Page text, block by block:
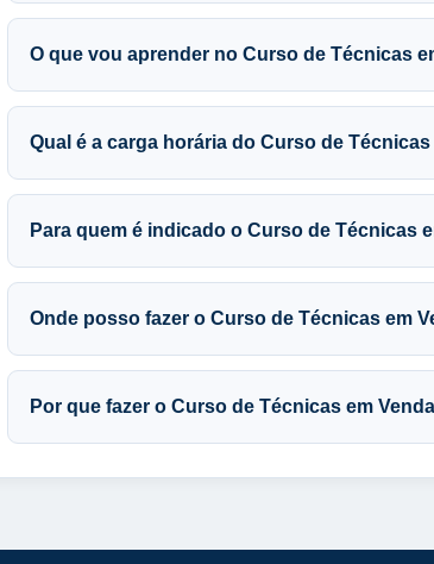
O que vou aprender no Curso de Técnicas
Qual é a carga horária do Curso de Técnicas
Para quem é indicado o Curso de Técnicas
Onde posso fazer o Curso de Técnicas em
Por que fazer o Curso de Técnicas em